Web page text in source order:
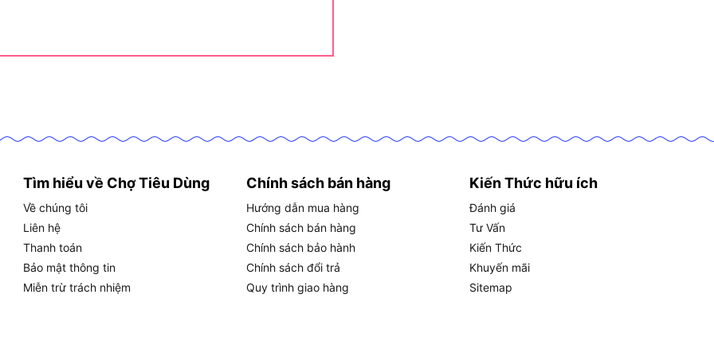
đánh giá:
thông số quan trọng của Dekton DK-CN256XPRO,
cắt:
nhôm ti trượt (đa góc)
Tìm hiểu về Chợ Tiêu Dùng
Về chúng tôi
Liên hệ
Thanh toán
Bảo mật thông tin
Miễn trừ trách nhiệm
Chính sách bán hàng
Hướng dẫn mua hàng
Chính sách bán hàng
Chính sách bảo hành
Chính sách đổi trả
Quy trình giao hàng
Kiến Thức hữu ích
Đánh giá
Tư Vấn
Kiến Thức
Khuyến mãi
Sitemap